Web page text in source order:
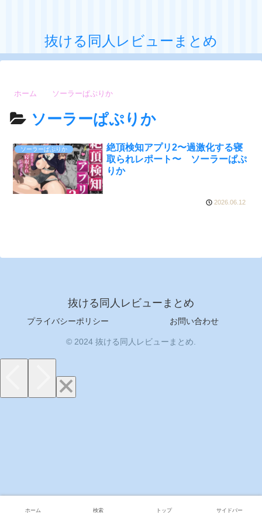
抜ける同人レビューまとめ
ホーム ソーラーぱぷりか
ソーラーぱぷりか
ソーラーぱぷりか
絶頂検知アプリ2〜過激化する寝
取られレポート〜 ソーラーぱぷ
りか
2026.06.12
抜ける同人レビューまとめ
プライバシーポリシー お問い合わせ
© 2024 抜ける同人レビューまとめ.
ホーム 検索 トップ サイドバー